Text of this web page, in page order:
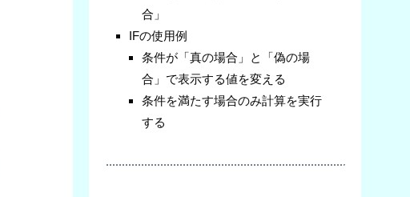
合」
IFの使用例
条件が「真の場合」と「偽の場
合」で表示する値を変える
条件を満たす場合のみ計算を実行
する